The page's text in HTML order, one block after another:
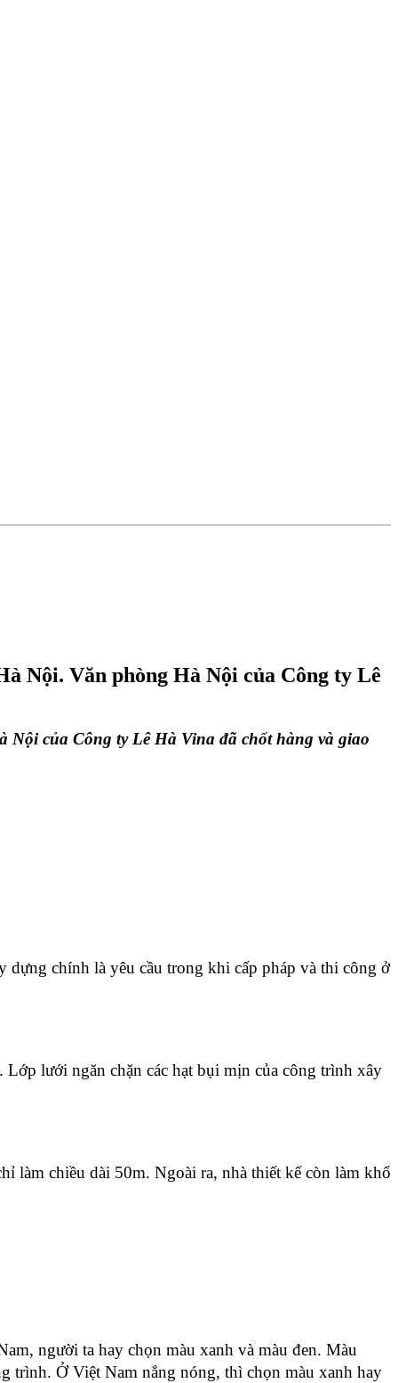
Nội. Văn phòng Hà Nội của Công ty Lê
của Công ty Lê Hà Vina đã chốt hàng và giao
chính là yêu cầu trong khi cấp pháp và thi công ở
lưới ngăn chặn các hạt bụi mịn của công trình xây
làm chiều dài 50m. Ngoài ra, nhà thiết kế còn làm khổ
người ta hay chọn màu xanh và màu đen. Màu
trình. Ở Việt Nam nắng nóng, thì chọn màu xanh hay